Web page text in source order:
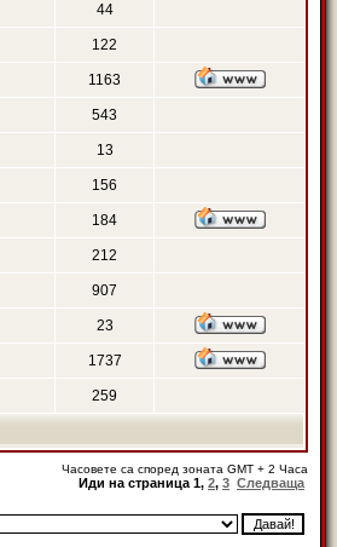
44
122
1163
543
13
156
184
212
907
23
1737
259
Часовете са според зоната GMT + 2 Часа
Иди на страница 1, 2, 3 Следваща